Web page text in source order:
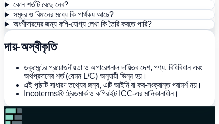
কোন শর্তটি বেছে নেব?
সমুদ্র ও বিমানের মধ্যে কি পার্থক্য আছে?
অংশীদারদের জন্য কপি-যোগ্য লেখা কি তৈরি করতে পারি?
দায়-অস্বীকৃতি
ডকুমেন্টের প্রয়োজনীয়তা ও অপারেশনাল দায়িত্ব দেশ, পণ্য, বিধিবিধান এবং
অর্থপ্রদানের শর্ত (যেমন L/C) অনুযায়ী ভিন্ন হয়।
এই পৃষ্ঠাটি সাধারণ তথ্যের জন্য, এটি আইনি বা কর-সংক্রান্ত পরামর্শ নয়।
Incoterms® ট্রেডমার্ক ও কপিরাইট ICC-এর মালিকানাধীন।